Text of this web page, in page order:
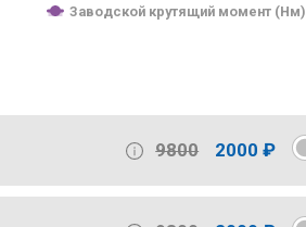
Заводской крутящий момент (Нм)
9800 2000 ₽